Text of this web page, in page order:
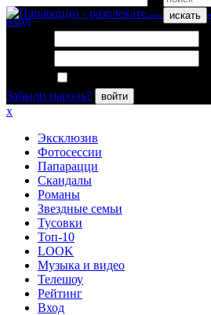
искать
вход
Забыли пароль?
войти
x
Эксклюзив
Фотосессии
Папарацци
Скандалы
Романы
Звездные семьи
Тусовки
Топ-10
LOOK
Музыка и видео
Телешоу
Рейтинг
Вход